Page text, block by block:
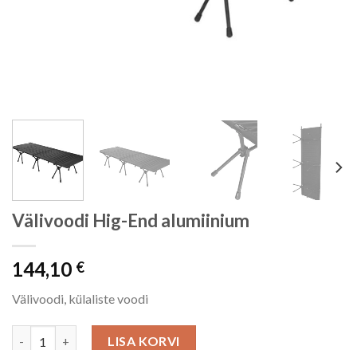
Välivoodi Hig-End alumiinium
144,10 €
Välivoodi, külaliste voodi
LISA KORVI